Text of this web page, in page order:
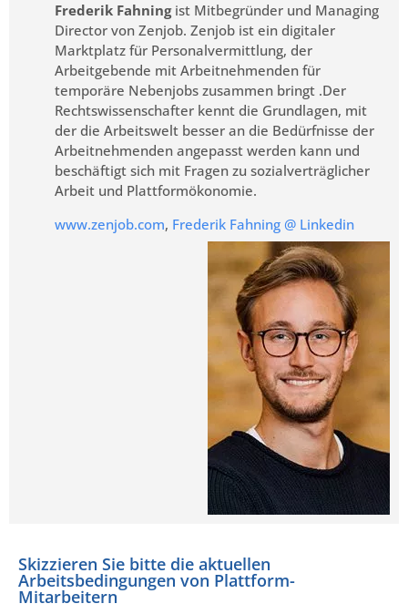
Frederik Fahningist Mitbegründer und Managing
Director von Zenjob. Zenjob ist ein digitaler
Marktplatz für Personalvermittlung, der
Arbeitgebende mit Arbeitnehmenden für
temporäre Nebenjobs zusammen bringt .Der
Rechtswissenschafter kennt die Grundlagen, mit
der die Arbeitswelt besser an die Bedürfnisse der
Arbeitnehmenden angepasst werden kann und
beschäftigt sich mit Fragen zu sozialverträglicher
Arbeit und Plattformökonomie.
www.zenjob.com, Frederik Fahning @ Linkedin
Skizzieren Sie bitte die aktuellen
Arbeitsbedingungen von Plattform-
Mitarbeitern